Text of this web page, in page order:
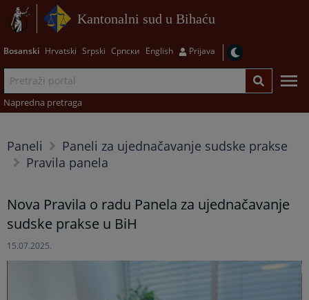
Kantonalni sud u Bihaću
Bosanski Hrvatski Srpski Српски English Prijava
Napredna pretraga
Paneli
Paneli za ujednačavanje sudske prakse
Pravila panela
Nova Pravila o radu Panela za ujednačavanje
sudske prakse u BiH
15.07.2025.